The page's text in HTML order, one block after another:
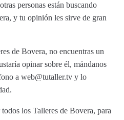
personas están buscando
y tu opinión les sirve de gran
de Bovera, no encuentras un
opinar sobre él, mándanos
a web@tutaller.tv y lo
los Talleres de Bovera, para